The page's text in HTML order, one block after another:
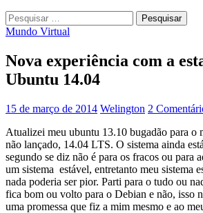
Pesquisar
por:
Mundo Virtual
Nova experiência com a
Ubuntu 14.04
15 de março de 2014 Welington 2
Atualizei meu ubuntu 13.10 bugadão para o
não lançado, 14.04 LTS. O sistema ainda
segundo se diz não é para os fracos ou para
um sistema estável, entretanto meu sistema
nada poderia ser pior. Parti para o tudo ou
fica bom ou volto para o Debian e não, isso
uma promessa que fiz a mim mesmo e ao